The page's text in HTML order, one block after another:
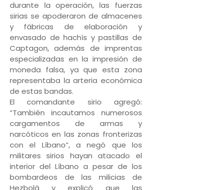
durante la operación, las fuerzas
sirias se apoderaron de almacenes
y fábricas de elaboración y
envasado de hachís y pastillas de
Captagon, además de imprentas
especializadas en la impresión de
moneda falsa, ya que esta zona
representaba la arteria económica
de estas bandas.
El comandante sirio agregó:
“También incautamos numerosos
cargamentos de armas y
narcóticos en las zonas fronterizas
con el Líbano”, a negó que los
militares sirios hayan atacado el
interior del Líbano a pesar de los
bombardeos de las milicias de
Hezbolá y explicó que las